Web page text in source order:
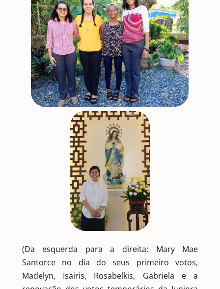
(Da esquerda para a direita: Mary Mae
Santorce no dia do seus primeiro votos,
Madelyn, Isairis, Rosabelkis, Gabriela e a